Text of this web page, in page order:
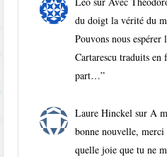
du doigt la vérité du
Pouvons nous
Cartarescu traduits en
part…”
Laure Hinckel sur A
bonne nouvelle, merci
quelle joie que tu ne